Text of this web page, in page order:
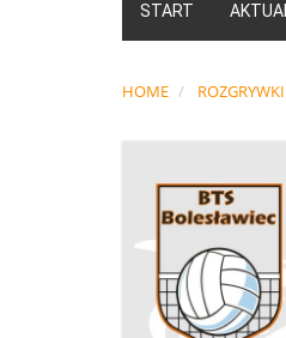
START
HOME